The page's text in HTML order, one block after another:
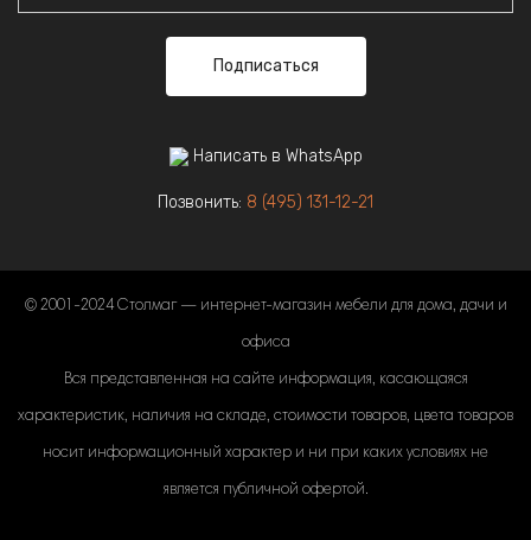
Подписаться
Написать в WhatsApp
Позвонить: 8 (495) 131-12-21
© 2001-2024 Столмаг — интернет-магазин мебели для дома, дачи и
офиса
Вся представленная на сайте информация, касающаяся
характеристик, наличия на складе, стоимости товаров, цвета товаров
носит информационный характер и ни при каких условиях не
является публичной офертой.